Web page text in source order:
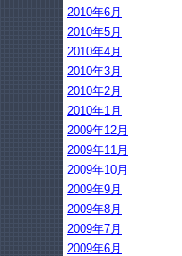
2010年6月
2010年5月
2010年4月
2010年3月
2010年2月
2010年1月
2009年12月
2009年11月
2009年10月
2009年9月
2009年8月
2009年7月
2009年6月